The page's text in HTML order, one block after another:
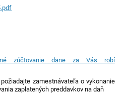
zúčtovanie dane za Vás robí
požiadajte zamestnávateľa o vykonanie
zaplatených preddavkov na daň